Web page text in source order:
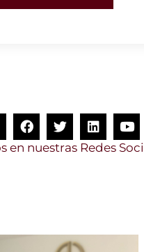
os e n nuestra s Redes So